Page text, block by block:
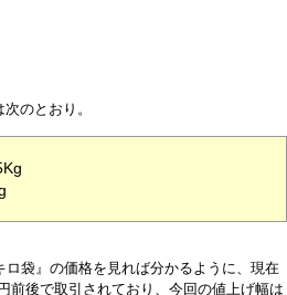
のとおり。
ロ袋』の価格を見れば分かるように、現在
前後で取引されており、今回の値上げ幅は